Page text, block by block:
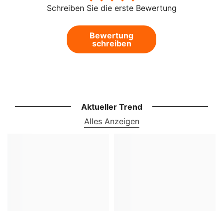
Schreiben Sie die erste Bewertung
Bewertung
schreiben
Aktueller Trend
Alles Anzeigen